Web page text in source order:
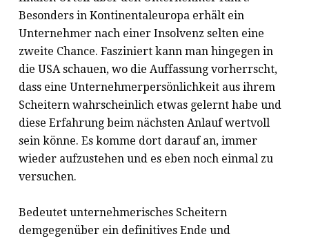
Besonders in Kontinentaleuropa erhält ein
Unternehmer nach einer Insolvenz selten eine
zweite Chance. Fasziniert kann man hingegen in
die USA schauen, wo die Auffassung vorherrscht,
dass eine Unternehmerpersönlichkeit aus ihrem
Scheitern wahrscheinlich etwas gelernt habe und
diese Erfahrung beim nächsten Anlauf wertvoll
sein könne. Es komme dort darauf an, immer
wieder aufzustehen und es eben noch einmal zu
versuchen.
Bedeutet unternehmerisches Scheitern
demgegenüber ein definitives Ende und